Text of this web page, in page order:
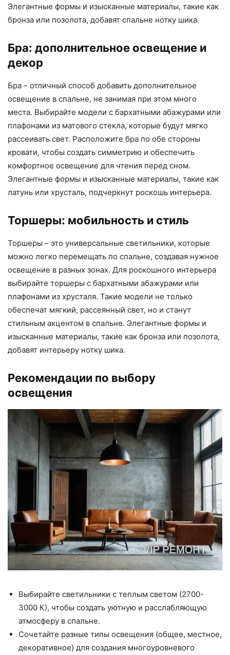
Элегантные формы и изысканные материалы, такие как
бронза или позолота, добавят спальне нотку шика.
Бра: дополнительное освещение и
декор
Бра – отличный способ добавить дополнительное
освещение в спальне, не занимая при этом много
места. Выбирайте модели с бархатными абажурами или
плафонами из матового стекла, которые будут мягко
рассеивать свет. Расположите бра по обе стороны
кровати, чтобы создать симметрию и обеспечить
комфортное освещение для чтения перед сном.
Элегантные формы и изысканные материалы, такие как
латунь или хрусталь, подчеркнут роскошь интерьера.
Торшеры: мобильность и стиль
Торшеры – это универсальные светильники, которые
можно легко перемещать по спальне, создавая нужное
освещение в разных зонах. Для роскошного интерьера
выбирайте торшеры с бархатными абажурами или
плафонами из хрусталя. Такие модели не только
обеспечат мягкий, рассеянный свет, но и станут
стильным акцентом в спальне. Элегантные формы и
изысканные материалы, такие как бронза или позолота,
добавят интерьеру нотку шика.
Рекомендации по выбору
освещения
Выбирайте светильники с теплым светом (2700-
3000 К), чтобы создать уютную и расслабляющую
атмосферу в спальне.
Сочетайте разные типы освещения (общее, местное,
декоративное) для создания многоуровневого